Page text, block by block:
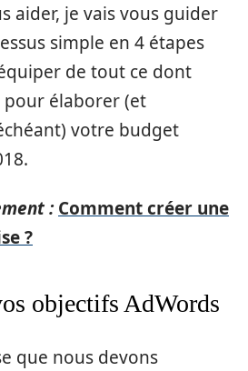
aider, je vais vous guider
simple en 4 étapes
de tout ce dont
pour élaborer (et
votre budget
: Comment créer une
?
objectifs AdWords
que nous devons